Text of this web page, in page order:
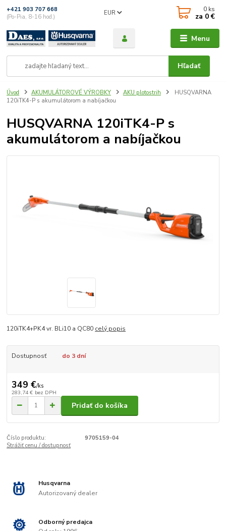
Menu
EUR
Hľadať
+421 903 707 668
(Po-Pia, 8-16 hod.)
0 ks
za 0 €
Úvod AKUMULÁTOROVÉ VÝROBKY AKU plotostrih
HUSQVARNA
120iTK4-P s akumulátorom a nabíjačkou
HUSQVARNA 120iTK4-P s
akumulátorom a nabíjačkou
120iTK4+PK4 vr. BLi10 a QC80 celý popis
Dostupnosť do 3 dní
349 €/ks
283,74 € bez DPH
Pridať do košíka
Číslo produktu:
9705159-04
Strážiť cenu / dostupnosť
Husqvarna
Autorizovaný dealer
Odborný predajca